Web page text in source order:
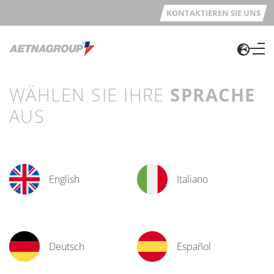
KONTAKTIEREN SIE UNS
WÄHLEN SIE IHRE SPRACHE
AUS
English Italiano
Deutsch Español